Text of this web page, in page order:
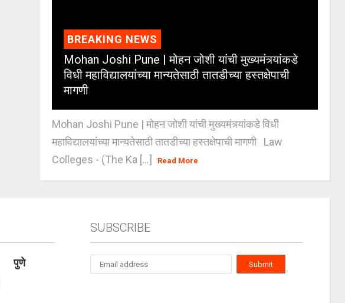
BREAKING NEWS
Mohan Joshi Pune | मोहन जोशी यांची मुख्यमंत्र्यांकडे
विधी महाविद्यालयांच्या मान्यतेसाठी तातडीच्या हस्तक्षेपाची
मागणी
Mohan Joshi Pune | मोहन जोशी यांची मुख्यमंत्र्यांकडे विधी
महाविद्यालयांच्या मान्यतेसाठी तातडीच्या हस्तक्षेपाची मागणी Law
Colleges - (The Ka [...]
Read More
पुणे
SUBSCRIBE